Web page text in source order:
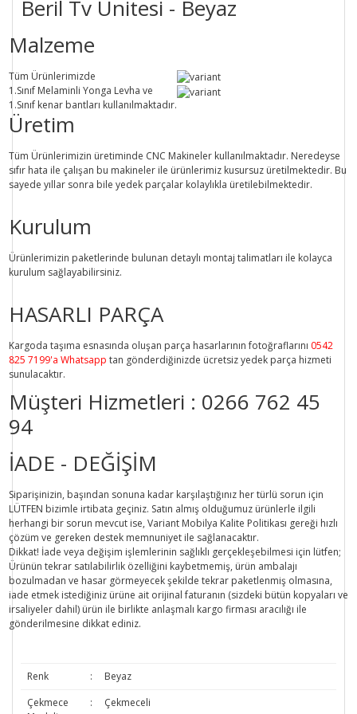
Beril Tv Ünitesi - Beyaz
Malzeme
Tüm Ürünlerimizde
1.Sınıf Melaminli Yonga Levha ve
1.Sınıf kenar bantları kullanılmaktadır.
Üretim
Tüm Ürünlerimizin üretiminde CNC Makineler kullanılmaktadır. Neredeyse
sıfır hata ile çalışan bu makineler ile ürünlerimiz kusursuz üretilmektedir. Bu
sayede yıllar sonra bile yedek parçalar kolaylıkla üretilebilmektedir.
Kurulum
Ürünlerimizin paketlerinde bulunan detaylı montaj talimatları ile kolayca
kurulum sağlayabilirsiniz.
HASARLI PARÇA
Kargoda taşıma esnasında oluşan parça hasarlarının fotoğraflarını 0542
825 7199'a Whatsapp tan gönderdiğinizde ücretsiz yedek parça hizmeti
sunulacaktır.
Müşteri Hizmetleri : 0266 762 45
94
İADE - DEĞİŞİM
Siparişinizin, başından sonuna kadar karşılaştığınız her türlü sorun için
LÜTFEN bizimle irtibata geçiniz. Satın almış olduğumuz ürünlerle ilgili
herhangi bir sorun mevcut ise, Variant Mobilya Kalite Politikası gereği hızlı
çözüm ve gereken destek memnuniyet ile sağlanacaktır.
Dikkat! İade veya değişim işlemlerinin sağlıklı gerçekleşebilmesi için lütfen;
Ürünün tekrar satılabilirlik özelliğini kaybetmemiş, ürün ambalajı
bozulmadan ve hasar görmeyecek şekilde tekrar paketlenmiş olmasına,
iade etmek istediğiniz ürüne ait orijinal faturanın (sizdeki bütün kopyaları ve
irsaliyeler dahil) ürün ile birlikte anlaşmalı kargo firması aracılığı ile
gönderilmesine dikkat ediniz.
Renk :
Beyaz
Çekmece
: Çekmeceli